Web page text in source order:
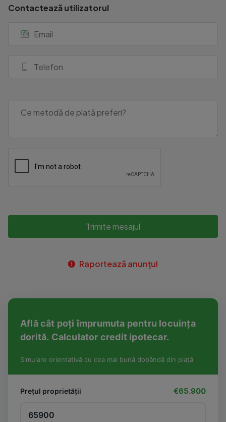
Contactează utilizatorul
Trimite mesajul
Raportează anunțul
Află cât poți împrumuta pentru locuința
dorită. Calculator credit ipotecar.
Simulare orientativă cu cea mai bună dobândă din piață
Prețul proprietății €65.900